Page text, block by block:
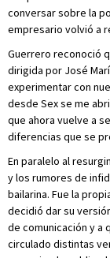
conversar sobre la
empresario volvió a
Guerrero reconoció
dirigida por José
experimentar con
desde Sex se me
que ahora vuelve a
diferencias que se
En paralelo al
y los rumores de
bailarina. Fue la
decidió dar su
de comunicación y a
circulado distintas